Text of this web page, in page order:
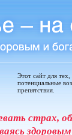
Этот сайт для
потенциальные
препятствия.
страх,